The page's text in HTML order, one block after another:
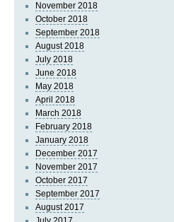
November 2018
October 2018
September 2018
August 2018
July 2018
June 2018
May 2018
April 2018
March 2018
February 2018
January 2018
December 2017
November 2017
October 2017
September 2017
August 2017